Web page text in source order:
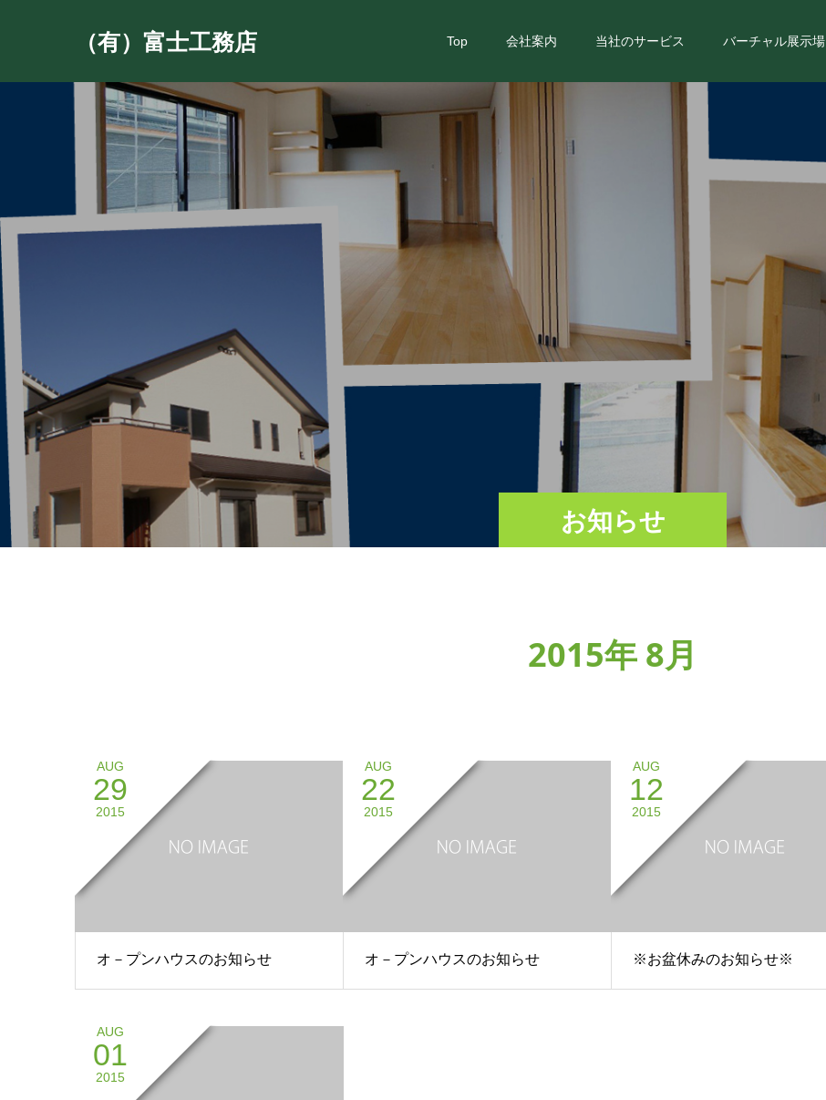
（有）富士工務店 Top 会社案内 当社のサービス バーチャル展示
お知らせ
2015年 8月
AUG
29
2015
オ－プンハウスのお知らせ
AUG
22
2015
オ－プンハウスのお知らせ
AUG
12
2015
※お盆休みのお知らせ※
AUG
01
2015